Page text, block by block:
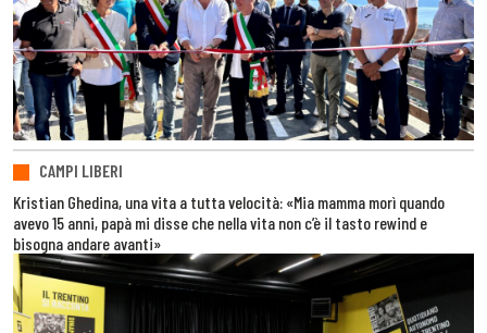
CAMPI LIBERI
Kristian Ghedina, una vita a tutta velocità: «Mia mamma morì quando
avevo 15 anni, papà mi disse che nella vita non c’è il tasto rewind e
bisogna andare avanti»